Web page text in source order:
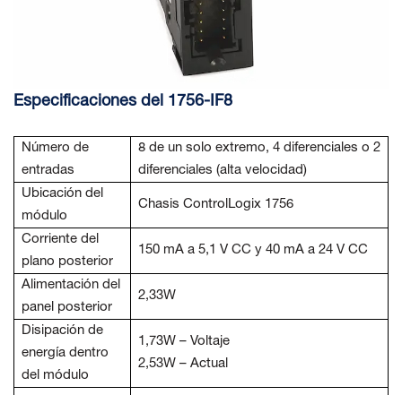
Especificaciones del 1756-IF8
Número de
entradas
8 de un solo extremo, 4 diferenciales o 2
diferenciales (alta velocidad)
Ubicación del
módulo
Chasis ControlLogix 1756
Corriente del
plano posterior
150 mA a 5,1 V CC y 40 mA a 24 V CC
Alimentación del
panel posterior
2,33W
Disipación de
energía dentro
del módulo
1,73W – Voltaje
2,53W – Actual